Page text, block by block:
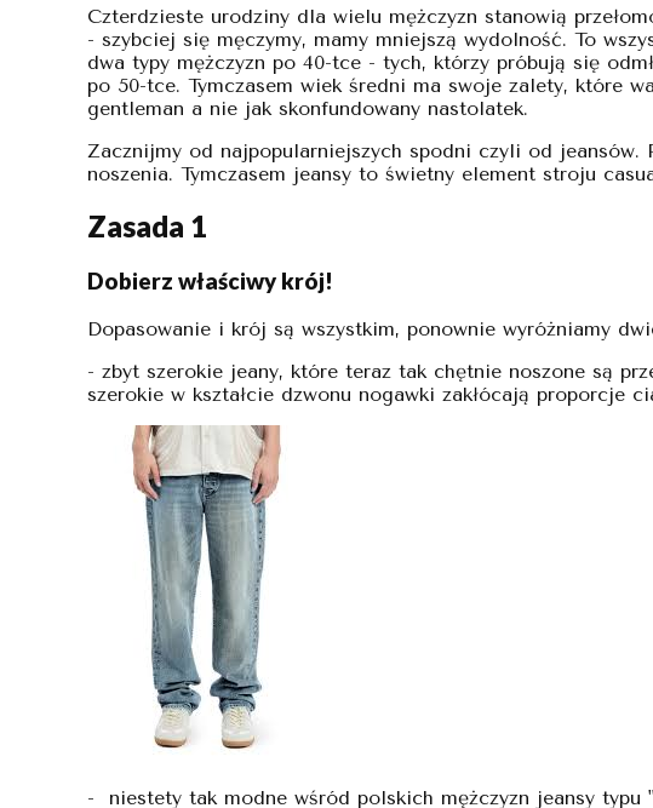
Czterdzieste urodziny dla wielu mężczyzn stanowią
- szybciej się męczymy, mamy mniejszą wydolność. To
dwa typy mężczyzn po 40-tce - tych, którzy próbują się
po 50-tce. Tymczasem wiek średni ma swoje zalety, które
gentleman a nie jak skonfundowany nastolatek.
Zacznijmy od najpopularniejszych spodni czyli od jeansów.
noszenia. Tymczasem jeansy to świetny element stroju
Zasada 1
Dobierz właściwy krój!
Dopasowanie i krój są wszystkim, ponownie wyróżniamy
- zbyt szerokie jeany, które teraz tak chętnie noszone są
szerokie w kształcie dzwonu nogawki zakłócają proporcje
- niestety tak modne wśród polskich mężczyzn jeansy